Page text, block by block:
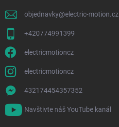
objednavky@electric-motion.cz
+420774991399
electricmotioncz
electricmotioncz
432174454357352
Navštivte náš YouTube kanál